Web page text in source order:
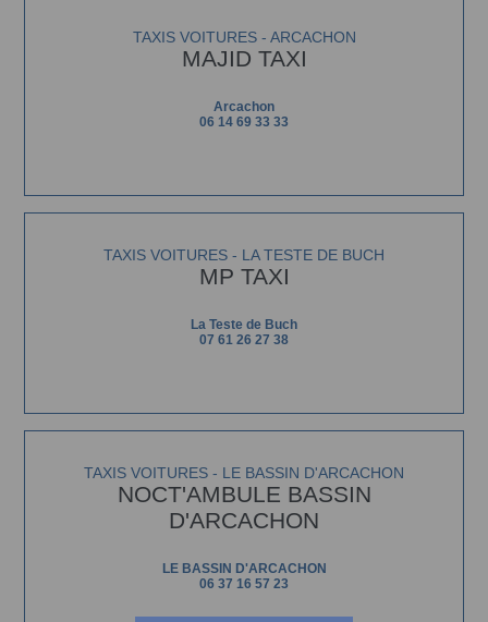
TAXIS VOITURES - ARCACHON
MAJID TAXI
Arcachon
06 14 69 33 33
TAXIS VOITURES - LA TESTE DE BUCH
MP TAXI
La Teste de Buch
07 61 26 27 38
TAXIS VOITURES - LE BASSIN D'ARCACHON
NOCT'AMBULE BASSIN
D'ARCACHON
LE BASSIN D'ARCACHON
06 37 16 57 23